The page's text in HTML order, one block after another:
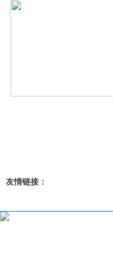
友情链接：